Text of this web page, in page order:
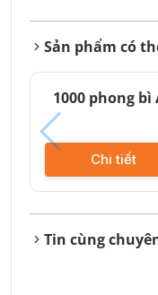
Sản phẩm có
1000 phong bì
Chi tiết
Tin cùng